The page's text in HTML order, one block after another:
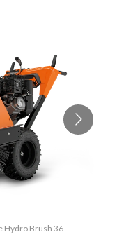
Hydro Brush 36